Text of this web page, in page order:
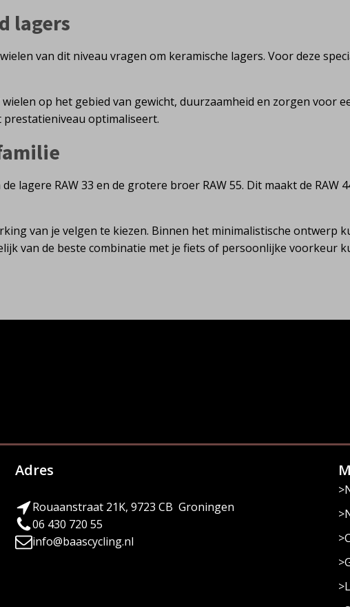
lagers
van dit niveau vragen om keramische lagers. Voor deze
op het gebied van gewicht, duurzaamheid en zorgen voor
prestatieniveau optimaliseert.
lagere RAW 33 en de grotere broer RAW 55. Dit maakt de
van je velgen te kiezen. Binnen het minimalistische ontwerp
van de beste combinatie met je fiets of persoonlijke voorkeur
Adres
Rouaanstraat 21K, 9723 CB Groningen
06 430 720 55
info@baascycling.nl